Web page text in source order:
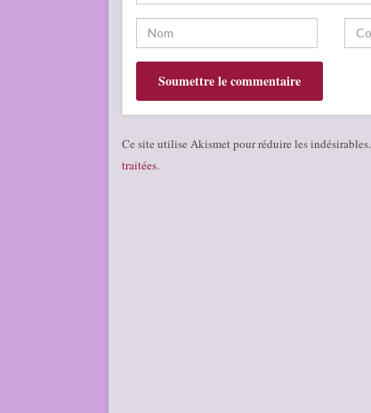
Ce site utilise Akismet pour réduire les indésirables.
traitées.